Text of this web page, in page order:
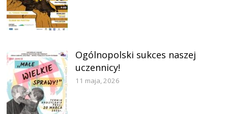
Ogólnopolski sukces naszej
uczennicy!
11 maja, 2026